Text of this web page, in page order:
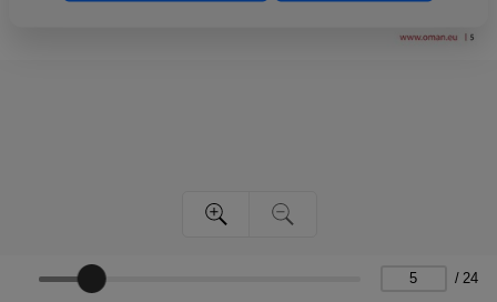
/ 24